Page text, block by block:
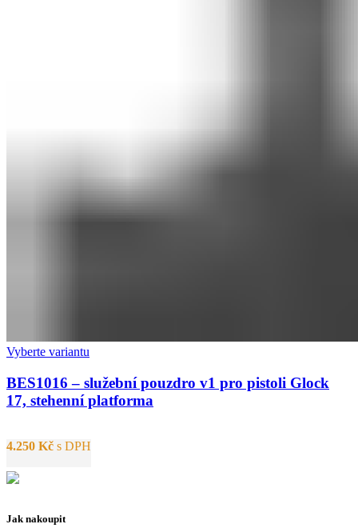
Vyberte variantu
BES1016 – služební pouzdro v1 pro pistoli Glock
17, stehenní platforma
4.250 Kč s DPH
Jak nakoupit